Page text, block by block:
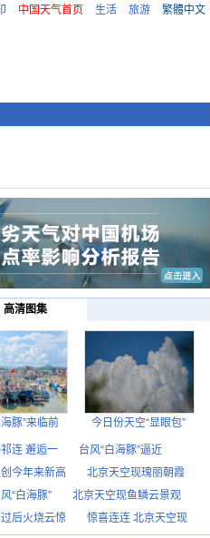
中国天气首页 生活 旅游 繁體中文
高清图集
豚”来临前 今日份天空“显眼包”
连 邂逅一
台风“白海豚”逼近
今年来新高
北京天空现瑰丽朝霞
“白海豚”
北京天空现鱼鳞云景观
后火烧云惊
惊喜连连 北京天空现